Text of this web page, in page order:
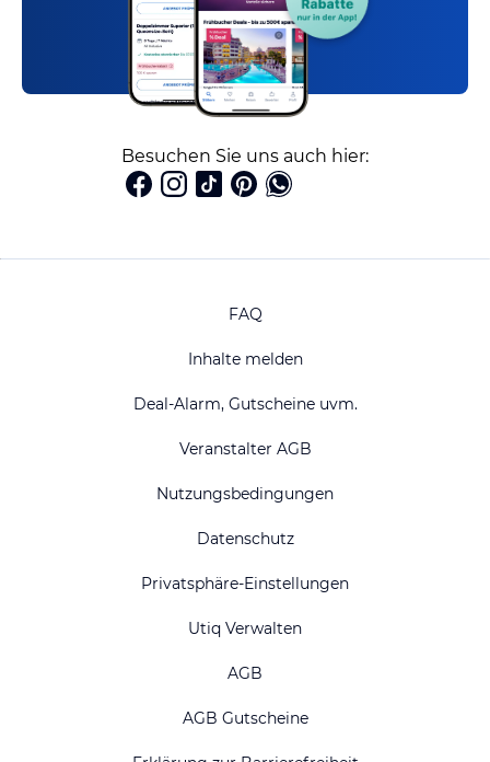
Besuchen Sie uns auch hier:
FAQ
Inhalte melden
Deal-Alarm, Gutscheine uvm.
Veranstalter AGB
Nutzungsbedingungen
Datenschutz
Privatsphäre-Einstellungen
Utiq Verwalten
AGB
AGB Gutscheine